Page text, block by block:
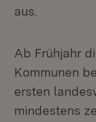
aus.
Ab Frühjahr
Kommunen
ersten
mindestens